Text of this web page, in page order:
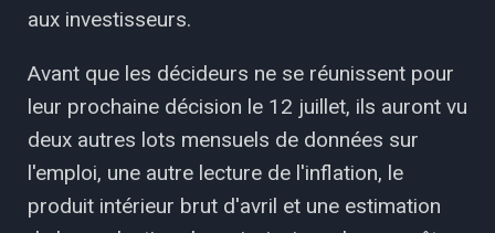
aux investisseurs.
Avant que les décideurs ne se réunissent pour
leur prochaine décision le 12 juillet, ils auront vu
deux autres lots mensuels de données sur
l'emploi, une autre lecture de l'inflation, le
produit intérieur brut d'avril et une estimation